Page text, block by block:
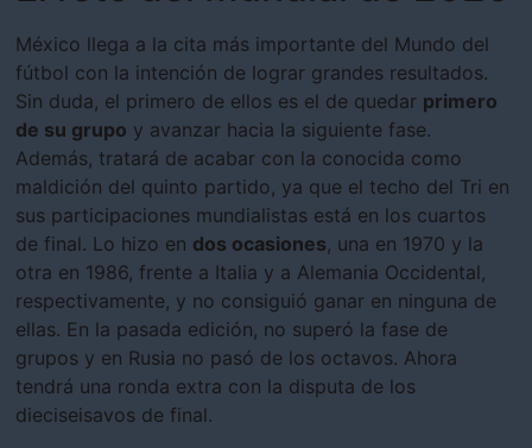
México llega a la cita más importante del Mundo del
fútbol con la intención de lograr grandes resultados.
Sin duda, el primero de ellos es el de quedar primero
de su grupo y avanzar hacia la siguiente fase.
Además, tratará de acabar con la conocida como
maldición del quinto partido, ya que el techo del Tri en
sus participaciones mundialistas está en los cuartos
de final. Lo hizo en dos ocasiones, una en 1970 y la
otra en 1986, frente a Italia y a Alemania Occidental,
respectivamente, y no consiguió ganar en ninguna de
ellas. En la pasada edición, no superó la fase de
grupos y en Rusia no pasó de los octavos. Ahora
tendrá una ronda extra con la disputa de los
dieciseisavos de final.